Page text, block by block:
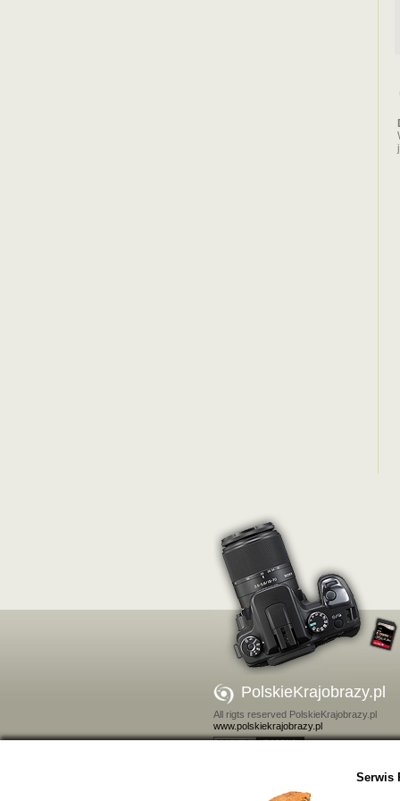
PolskieKrajobrazy.pl
All rigts reserved PolskieKrajobrazy.pl
www.polskiekrajobrazy.pl
Serwis